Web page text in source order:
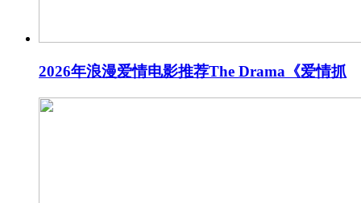
2026年浪漫爱情电影推荐The Drama《爱情抓